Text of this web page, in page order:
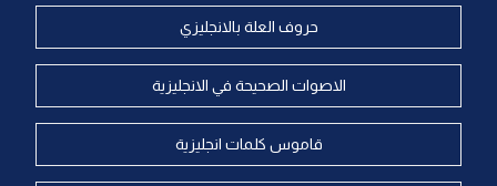
حروف العلة بالانجليزي
الاصوات الصحيحة في الانجليزية
قاموس كلمات انجليزية